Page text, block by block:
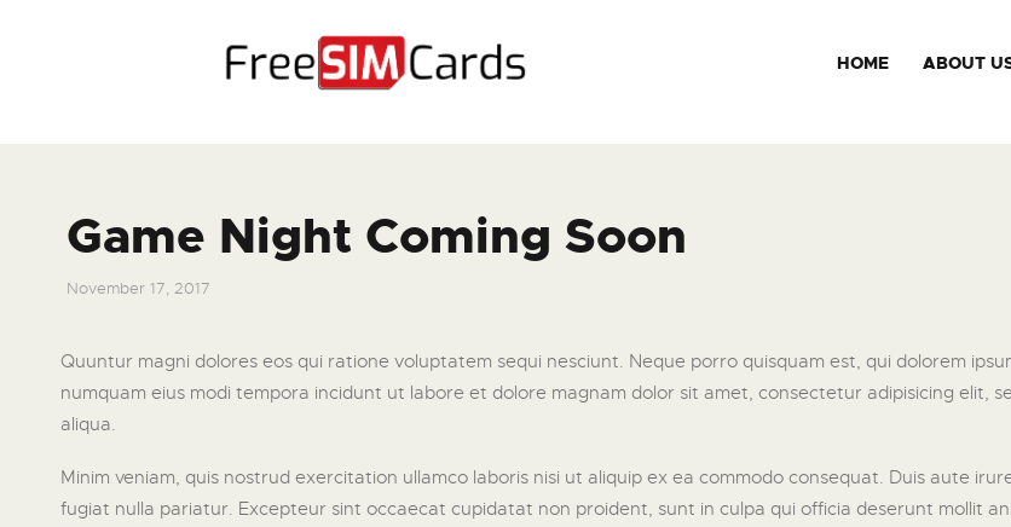
HOME ABOUT
CONTACT
Game Night Coming Soon
November 17, 2017
Quuntur magni dolores eos qui ratione voluptatem sequi nesciunt. Neque porro quisquam est, qui dolorem
numquam eius modi tempora incidunt ut labore et dolore magnam dolor sit amet, consectetur adipisicing elit,
aliqua.
Minim veniam, quis nostrud exercitation ullamco laboris nisi ut aliquip ex ea commodo consequat. Duis aute
fugiat nulla pariatur. Excepteur sint occaecat cupidatat non proident, sunt in culpa qui officia deserunt mollit